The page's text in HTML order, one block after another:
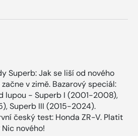
Superb: Jak se liší od nového
v zimě. Bazarový speciál:
lupou - Superb I (2001-2008),
Superb III (2015-2024).
český test: Honda ZR-V. Platit
nového!